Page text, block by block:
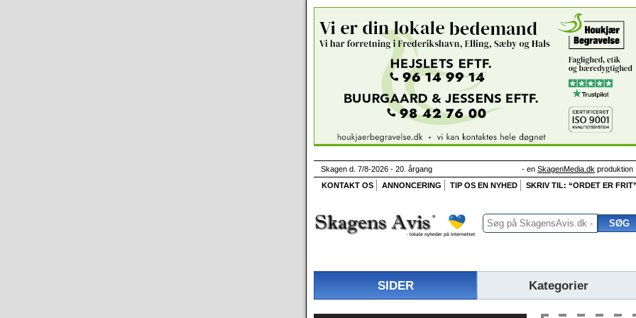
Skagen d. 7/8-2026 - 20. årgang - en SkagenMedia.dk produktion
KONTAKT OS
ANNONCERING TIP OS EN NYHED SKRIV TIL: “ORDET ER
SIDER Kategorier